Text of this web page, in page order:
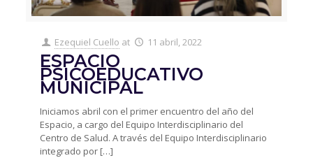
Ezequiel Cuello at 11 abril, 2022
ESPACIO
PSICOEDUCATIVO
MUNICIPAL
Iniciamos abril con el primer encuentro del año del
Espacio, a cargo del Equipo Interdisciplinario del
Centro de Salud. A través del Equipo Interdisciplinario
integrado por […]